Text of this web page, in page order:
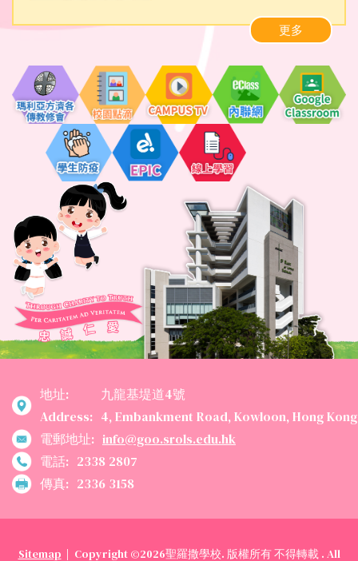
2026-06-12
第七屆粵港澳大灣區青少年藝
術展演中國香港（舞蹈）賽區
2026-06-12
「好義配」2025義工團體年
度嘉許金狀
更多
地址:
Address:
九龍基堤道4號
4, Embankment Road, Kowloon, Hong Kong
電郵地址: info@goo.srols.edu.hk
電話: 2338 2807
傳真: 2336 3158
Sitemap | Copyright ©2026聖羅撒學校. 版權所有 不得轉載 . All